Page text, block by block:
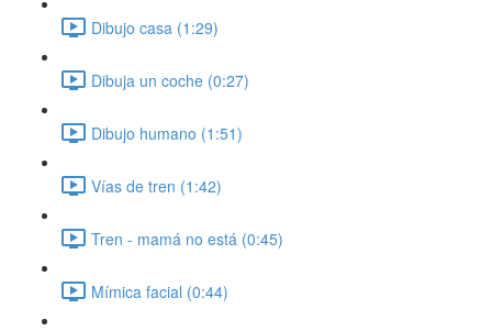
Dibujo casa (1:29)
Dibuja un coche (0:27)
Dibujo humano (1:51)
Vías de tren (1:42)
Tren - mamá no está (0:45)
Mímica facial (0:44)